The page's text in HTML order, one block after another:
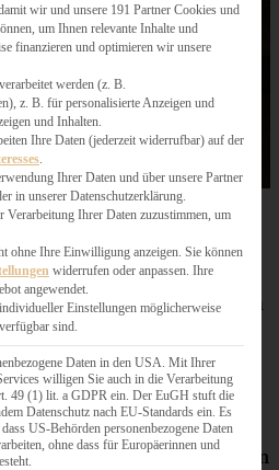
noch ein paar Himbeeren
weil ich es gerne etwas
Ihr aber nach Belieben machen
auf leckere Torte mit
schaut unbedingt mal bei
oder bei meinem ultraleckeren
wir und unsere 191 Partner Cookies und
um Ihnen relevante Inhalte und
finanzieren und optimieren wir unsere
werden (z. B.
z. B. für personalisierte Anzeigen und
und Inhalten.
Ihre Daten (jederzeit widerrufbar) auf der
Ihrer Daten und über unsere Partner
in unserer Datenschutzerklärung.
Verarbeitung Ihrer Daten zuzustimmen, um
ohne Ihre Einwilligung anzeigen. Sie können
widerrufen oder anpassen. Ihre
angewendet.
Einstellungen möglicherweise
sind.
Daten in den USA. Mit Ihrer
willigen Sie auch in die Verarbeitung
49 (1) lit. a GDPR ein. Der EuGH stuft die
Datenschutz nach EU-Standards ein. Es
US-Behörden personenbezogene Daten
ohne dass für Europäerinnen und